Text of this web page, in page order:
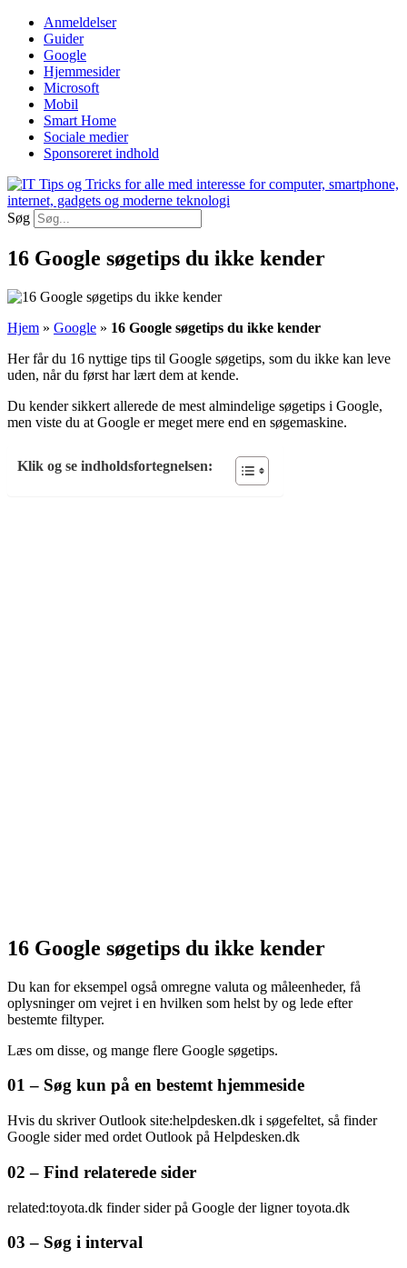
Videre
indhold
Anmeldelser
Guider
Google
Hjemmesider
Microsoft
Mobil
Smart Home
Sociale medier
Sponsoreret indhold
Søg
16 Google søgetips du ikke kender
Hjem » Google » 16 Google søgetips du ikke kender
Her får du 16 nyttige tips til Google søgetips, som du ikke kan leve
uden, når du først har lært dem at kende.
Du kender sikkert allerede de mest almindelige søgetips i Google,
men viste du at Google er meget mere end en søgemaskine.
Klik og se indholdsfortegnelsen:
16 Google søgetips du ikke kender
Du kan for eksempel også omregne valuta og måleenheder, få
oplysninger om vejret i en hvilken som helst by og lede efter
bestemte filtyper.
Læs om disse, og mange flere Google søgetips.
01 – Søg kun på en bestemt hjemmeside
Hvis du skriver Outlook site:helpdesken.dk i søgefeltet, så finder
Google sider med ordet Outlook på Helpdesken.dk
02 – Find relaterede sider
related:toyota.dk finder sider på Google der ligner toyota.dk
03 – Søg i interval